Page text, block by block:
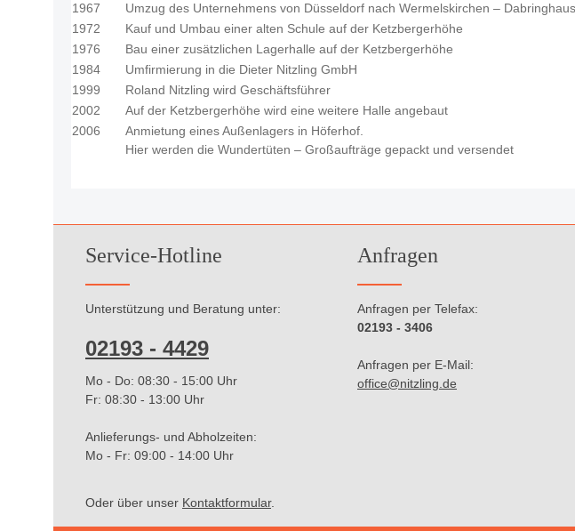
1967
Umzug des Unternehmens von Düsseldorf nach Wermelskirchen –
1972
Kauf und Umbau einer alten Schule auf der Ketzbergerhöhe
1976
Bau einer zusätzlichen Lagerhalle auf der Ketzbergerhöhe
1984
Umfirmierung in die Dieter Nitzling GmbH
1999
Roland Nitzling wird Geschäftsführer
2002
Auf der Ketzbergerhöhe wird eine weitere Halle angebaut
2006
Anmietung eines Außenlagers in Höferhof.
Hier werden die Wundertüten – Großaufträge gepackt und versendet
Service-Hotline
Unterstützung und Beratung unter:
02193 - 4429
Mo - Do: 08:30 - 15:00 Uhr
Fr: 08:30 - 13:00 Uhr
Anlieferungs- und Abholzeiten:
Mo - Fr: 09:00 - 14:00 Uhr
Oder über unser Kontaktformular.
Anfragen
Anfragen per Telefax:
02193 - 3406
Anfragen per E-Mail:
office@nitzling.de